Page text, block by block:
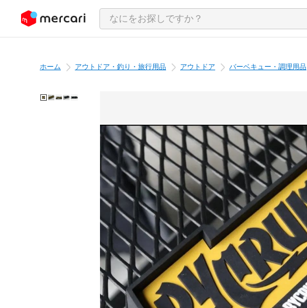
ツにスキップ
ホーム アウトドア・釣り・旅行用品 アウトドア バーベキュー・調理用品